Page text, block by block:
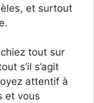
et surtout
tout sur
s’il s’agit
attentif à
et vous